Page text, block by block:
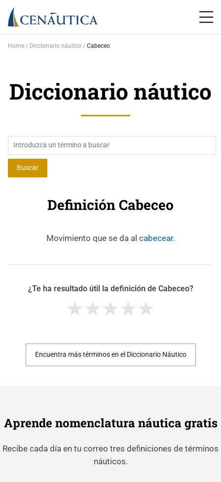
Home Diccionario náutico Cabeceo
Diccionario náutico
Definición Cabeceo
Movimiento que se da al cabecear.
¿Te ha resultado útil la definición de Cabeceo?
Encuentra más términos en el Diccionario Náutico
Aprende nomenclatura náutica gratis
Recibe cada día en tu correo tres definiciones de términos
náuticos.